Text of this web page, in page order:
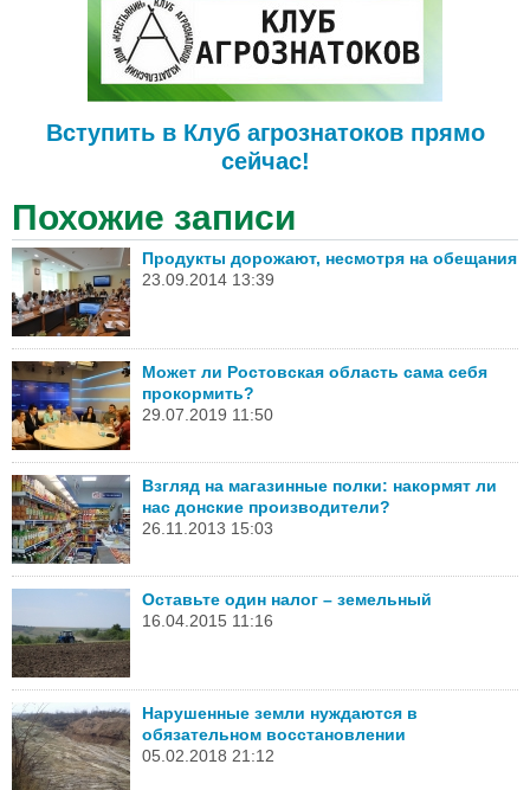
Вступить в Клуб агрознатоков прямо
сейчас!
Похожие записи
Продукты дорожают, несмотря на обещания
23.09.2014 13:39
Может ли Ростовская область сама себя
прокормить?
29.07.2019 11:50
Взгляд на магазинные полки: накормят ли
нас донские производители?
26.11.2013 15:03
Оставьте один налог – земельный
16.04.2015 11:16
Нарушенные земли нуждаются в
обязательном восстановлении
05.02.2018 21:12